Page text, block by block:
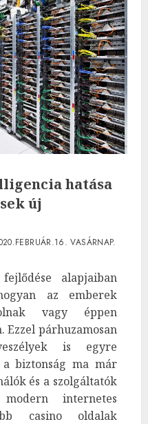
hatása
új
VASÁRNAP.
alapjaiban
az emberek
vagy éppen
Ezzel párhuzamosan
is egyre
biztonság ma már
és a szolgáltatók
internetes
casino oldalak